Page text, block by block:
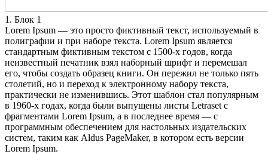
1. Блок 1
Lorem Ipsum — это просто фиктивный текст, используемый в
полиграфии и при наборе текста. Lorem Ipsum является
стандартным фиктивным текстом с 1500-х годов, когда
неизвестный печатник взял наборный шрифт и перемешал
его, чтобы создать образец книги. Он пережил не только пять
столетий, но и переход к электронному набору текста,
практически не изменившись. Этот шаблон стал популярным
в 1960-х годах, когда были выпущены листы Letraset с
фрагментами Lorem Ipsum, а в последнее время — с
программным обеспечением для настольных издательских
систем, таким как Aldus PageMaker, в котором есть версии
Lorem Ipsum.